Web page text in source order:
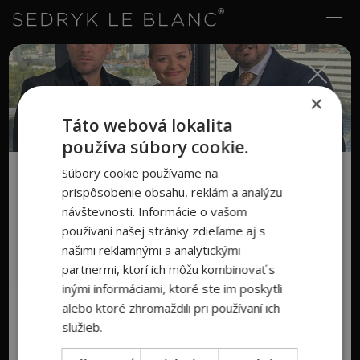
Zapojte sa dosúťaže s herečkou
Petrou Polnišovouo 3 ceny:
1. Cena:Luxusný oblek SedrykLeBlanc
podľa vlastného výberu
2. Cena:Pánska svadobná sada v
×
Táto webová lokalita
používa súbory cookie.
Súbory cookie používame na
prispôsobenie obsahu, reklám a analýzu
návštevnosti. Informácie o vašom
používaní našej stránky zdieľame aj s
našimi reklamnými a analytickými
partnermi, ktorí ich môžu kombinovať s
inými informáciami, ktoré ste im poskytli
alebo ktoré zhromaždili pri používaní ich
služieb.